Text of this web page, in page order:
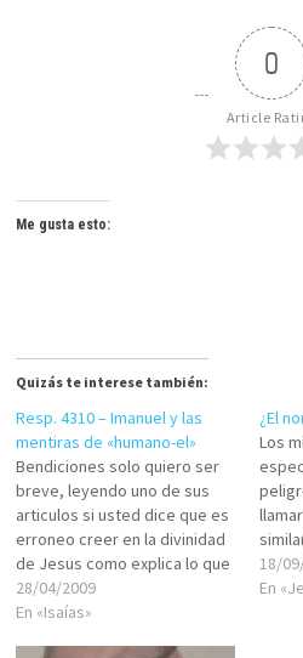
0
Article
Me gusta esto:
Quizás te interese también:
Resp. 4310 – Imanuel y las
mentiras de «humano-el»
Bendiciones solo quiero ser
breve, leyendo uno de sus
articulos si usted dice que es
erroneo creer en la divinidad
de Jesus como explica lo que
dice en isaias 7:14 ya que en
en la Tanaj dice y llamaras su
28/04/2009
En «Isaías»
¿El
Los
la
18/
En